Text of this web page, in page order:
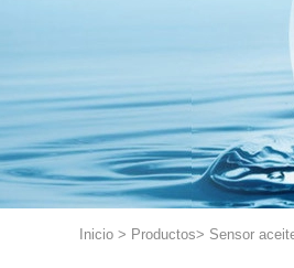
Inicio > Productos> Sensor